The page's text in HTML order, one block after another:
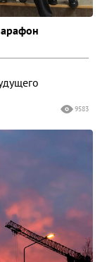
9583